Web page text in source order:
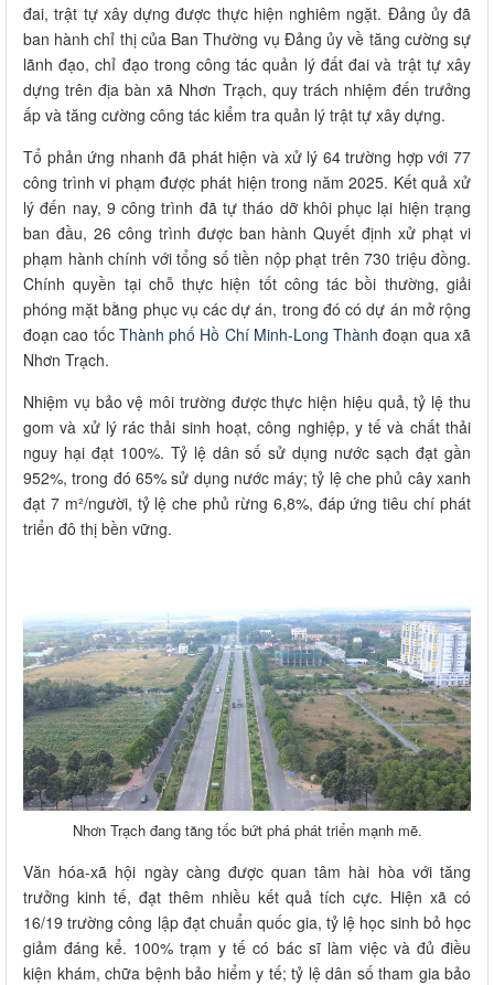
đai, trật tự xây dựng được thực hiện nghiêm ngặt. Đảng ủy đã
ban hành chỉ thị của Ban Thường vụ Đảng ủy về tăng cường sự
lãnh đạo, chỉ đạo trong công tác quản lý đất đai và trật tự xây
dựng trên địa bàn xã Nhơn Trạch, quy trách nhiệm đến trưởng
ấp và tăng cường công tác kiểm tra quản lý trật tự xây dựng.
Tổ phản ứng nhanh đã phát hiện và xử lý 64 trường hợp với 77
công trình vi phạm được phát hiện trong năm 2025. Kết quả xử
lý đến nay, 9 công trình đã tự tháo dỡ khôi phục lại hiện trạng
ban đầu, 26 công trình được ban hành Quyết định xử phạt vi
phạm hành chính với tổng số tiền nộp phạt trên 730 triệu đồng.
Chính quyền tại chỗ thực hiện tốt công tác bồi thường, giải
phóng mặt bằng phục vụ các dự án, trong đó có dự án mở rộng
đoạn cao tốc Thành phố Hồ Chí Minh-Long Thành đoạn qua xã
Nhơn Trạch.
Nhiệm vụ bảo vệ môi trường được thực hiện hiệu quả, tỷ lệ thu
gom và xử lý rác thải sinh hoạt, công nghiệp, y tế và chất thải
nguy hại đạt 100%. Tỷ lệ dân số sử dụng nước sạch đạt gần
952%, trong đó 65% sử dụng nước máy; tỷ lệ che phủ cây xanh
đạt 7 m²/người, tỷ lệ che phủ rừng 6,8%, đáp ứng tiêu chí phát
triển đô thị bền vững.
Nhơn Trạch đang tăng tốc bứt phá phát triển mạnh mẽ.
Văn hóa-xã hội ngày càng được quan tâm hài hòa với tăng
trưởng kinh tế, đạt thêm nhiều kết quả tích cực. Hiện xã có
16/19 trường công lập đạt chuẩn quốc gia, tỷ lệ học sinh bỏ học
giảm đáng kể. 100% trạm y tế có bác sĩ làm việc và đủ điều
kiện khám, chữa bệnh bảo hiểm y tế; tỷ lệ dân số tham gia bảo